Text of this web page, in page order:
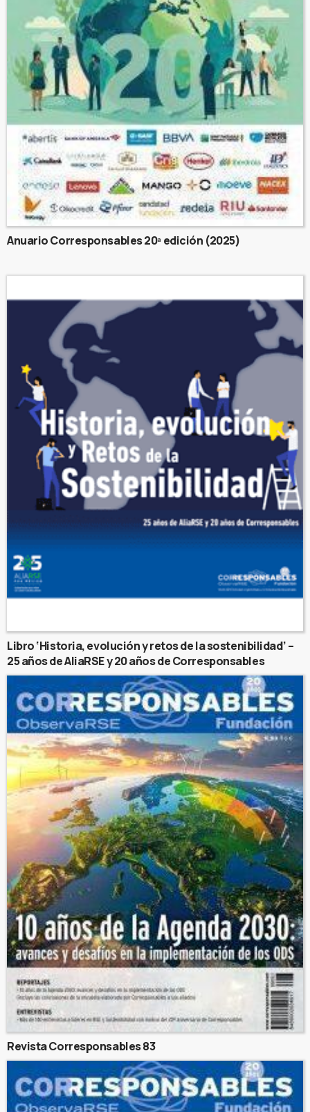
Anuario Corresponsables 20ª edición (2025)
Libro ‘Historia, evolución y retos de la sostenibilidad’ –
25 años de AliaRSE y 20 años de Corresponsables
Revista Corresponsables 83